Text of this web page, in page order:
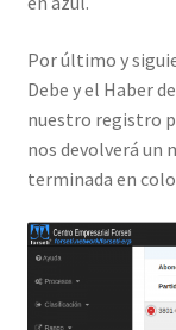
Por último y
Debe y el Haber
nuestro registro
nos devolverá un
terminada en